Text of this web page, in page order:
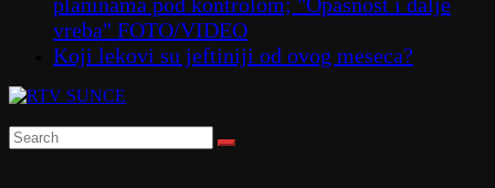
vreba" FOTO/VIDEO
Koji lekovi su jeftiniji od ovog meseca?